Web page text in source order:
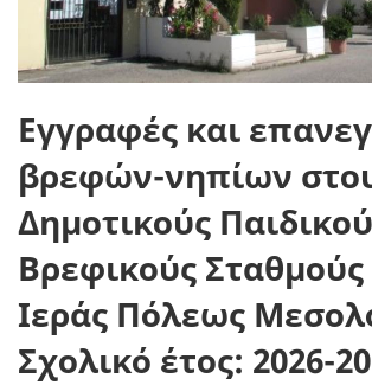
Εγγραφές και
βρεφών-νηπίων
Δημοτικούς
Βρεφικούς
Ιεράς Πόλεως
Σχολικό έτος: 2026-